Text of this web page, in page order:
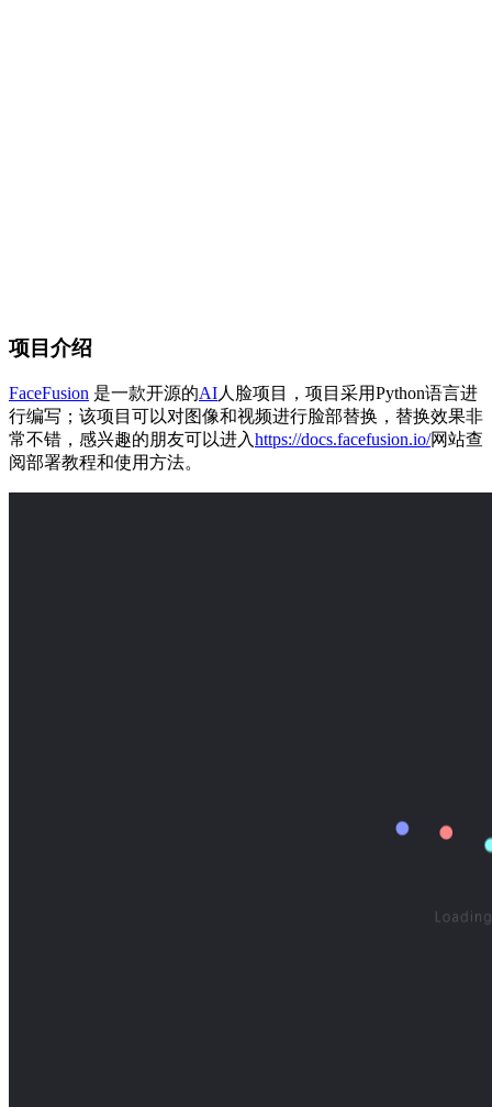
项目介绍
FaceFusion 是一款开源的AI人脸项目，项目采用Python语言进
行编写；该项目可以对图像和视频进行脸部替换，替换效果非
常不错，感兴趣的朋友可以进入https://docs.facefusion.io/网站查
阅部署教程和使用方法。